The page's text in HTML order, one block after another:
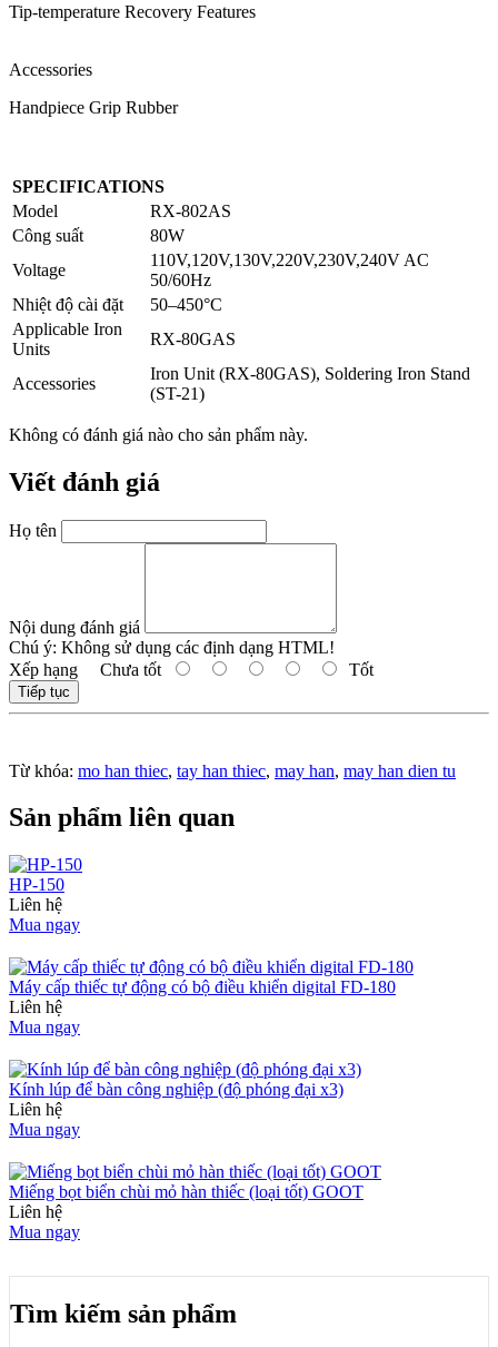
Tip-temperature Recovery Features
Accessories
Handpiece Grip Rubber
SPECIFICATIONS
Model
RX-802AS
Công suất
80W
Voltage
110V,120V,130V,220V,230V,240V AC
50/60Hz
Nhiệt độ cài đặt
50–450°C
Applicable Iron
Units
RX-80GAS
Accessories
Iron Unit (RX-80GAS), Soldering Iron Stand
(ST-21)
Không có đánh giá nào cho sản phẩm này.
Viết đánh giá
Họ tên
Nội dung đánh giá
Chú ý: Không sử dụng các định dạng HTML!
Xếp hạng Chưa tốt Tốt
Tiếp tục
Từ khóa: mo han thiec, tay han thiec, may han, may han dien tu
Sản phẩm liên quan
HP-150
Liên hệ
Mua ngay
Máy cấp thiếc tự động có bộ điều khiển digital FD-180
Liên hệ
Mua ngay
Kính lúp để bàn công nghiệp (độ phóng đại x3)
Liên hệ
Mua ngay
Miếng bọt biển chùi mỏ hàn thiếc (loại tốt) GOOT
Liên hệ
Mua ngay
Tìm kiếm sản phẩm